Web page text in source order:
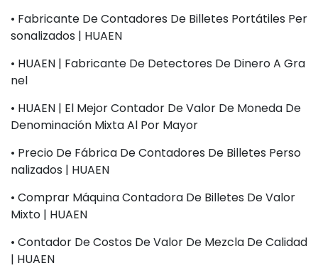
• Fabricante De Contadores De Billetes Portátiles Per
Sonalizados | HUAEN
• HUAEN | Fabricante De Detectores De Dinero A Gra
Nel
• HUAEN | El Mejor Contador De Valor De Moneda De
Denominación Mixta Al Por Mayor
• Precio De Fábrica De Contadores De Billetes Perso
Nalizados | HUAEN
• Comprar Máquina Contadora De Billetes De Valor
Mixto | HUAEN
• Contador De Costos De Valor De Mezcla De Calidad
| HUAEN